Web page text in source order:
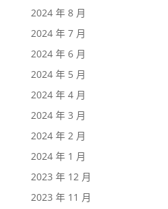
2024 年 8 月
2024 年 7 月
2024 年 6 月
2024 年 5 月
2024 年 4 月
2024 年 3 月
2024 年 2 月
2024 年 1 月
2023 年 12 月
2023 年 11 月